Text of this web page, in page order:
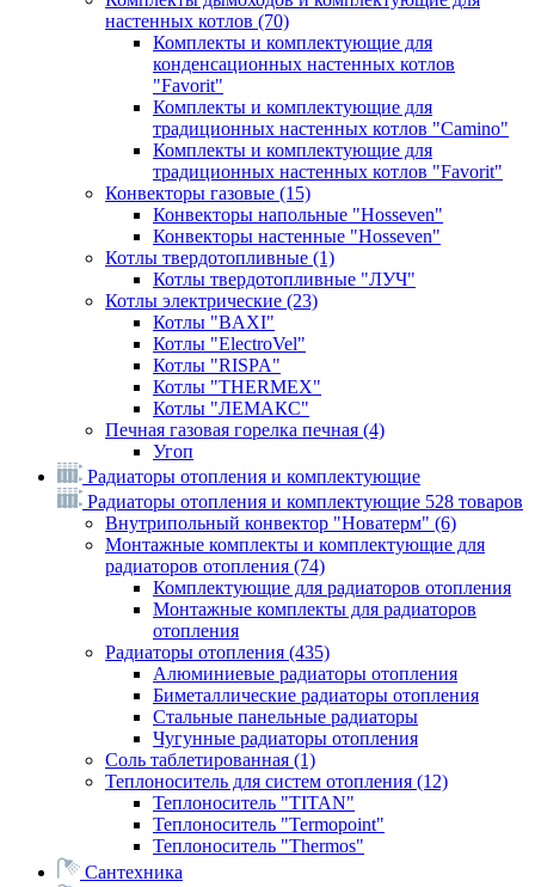
настенных котлов (70)
Комплекты и комплектующие для
конденсационных настенных котлов
"Favorit"
Комплекты и комплектующие для
традиционных настенных котлов "Camino"
Комплекты и комплектующие для
традиционных настенных котлов "Favorit"
Конвекторы газовые (15)
Конвекторы напольные "Hosseven"
Конвекторы настенные "Hosseven"
Котлы твердотопливные (1)
Котлы твердотопливные "ЛУЧ"
Котлы электрические (23)
Котлы "BAXI"
Котлы "ElectroVel"
Котлы "RISPA"
Котлы "THERMEX"
Котлы "ЛЕМАКС"
Печная газовая горелка печная (4)
Угоп
Радиаторы отопления и комплектующие
Радиаторы отопления и комплектующие 528 товаров
Внутрипольный конвектор "Новатерм" (6)
Монтажные комплекты и комплектующие для
радиаторов отопления (74)
Комплектующие для радиаторов отопления
Монтажные комплекты для радиаторов
отопления
Радиаторы отопления (435)
Алюминиевые радиаторы отопления
Биметаллические радиаторы отопления
Стальные панельные радиаторы
Чугунные радиаторы отопления
Соль таблетированная (1)
Теплоноситель для систем отопления (12)
Теплоноситель "TITAN"
Теплоноситель "Termopoint"
Теплоноситель "Thermos"
Сантехника